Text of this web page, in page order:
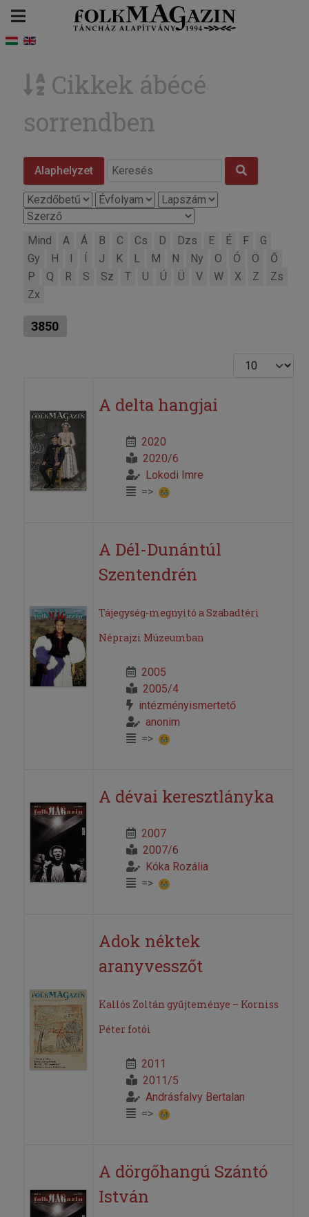
Cikkek ábécé
sorrendben
Alaphelyzet
Mind A Á B C Cs D Dzs E É F
G
Gy
H J K L M N Ny O Ó Ö
Ő
P
Q R S Sz T U Ú Ü V W X Z
Zs
Zx
3850
Tételek #
A delta hangjai
2020
2020/6
Lokodi Imre
=>
A Dél-Dunántúl
Szentendrén
Tájegység-megnyitó a Szabadtéri
Néprajzi Múzeumban
2005
2005/4
intézményismertető
anonim
=>
A dévai keresztlányka
2007
2007/6
Kóka Rozália
=>
Adok néktek
aranyvesszőt
Kallós Zoltán gyűjteménye – Korniss
Péter fotói
2011
2011/5
Andrásfalvy Bertalan
=>
A dörgőhangú Szántó
István